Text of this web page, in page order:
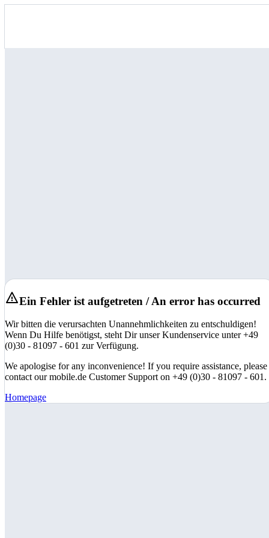
Ein Fehler ist aufgetreten / An error has occurred
Wir bitten die verursachten Unannehmlichkeiten zu entschuldigen!
Wenn Du Hilfe benötigst, steht Dir unser Kundenservice unter +49
(0)30 - 81097 - 601 zur Verfügung.
We apologise for any inconvenience! If you require assistance, please
contact our mobile.de Customer Support on +49 (0)30 - 81097 - 601.
Homepage